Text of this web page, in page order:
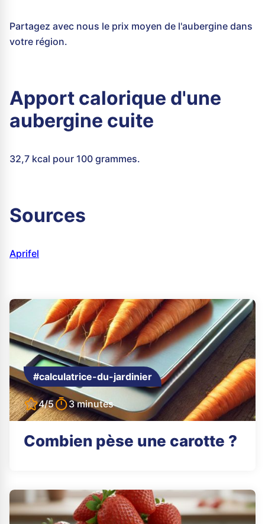
Partagez avec nous le prix moyen de l'aubergine dans
votre région.
Apport calorique d'une
aubergine cuite
32,7 kcal pour 100 grammes.
Sources
Aprifel
#calculatrice-du-jardinier
4/5 3 minutes
Combien pèse une carotte ?